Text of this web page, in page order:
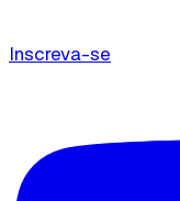
Inscreva-se